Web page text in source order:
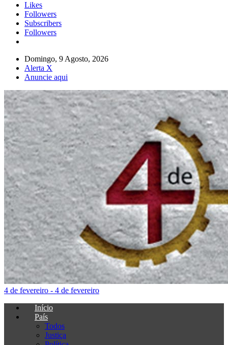
Likes
Followers
Subscribers
Followers
Domingo, 9 Agosto, 2026
Alerta X
Anuncie aqui
4 de fevereiro - 4 de fevereiro
Início
País
Todos
Justiça